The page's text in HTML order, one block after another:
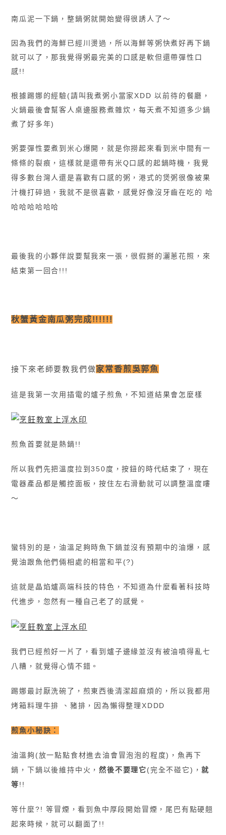
南瓜泥一下鍋，整鍋粥就開始變得很誘人了〜
因為我們的海鮮已經川燙過，所以海鮮等粥快煮好再下鍋
就可以了，那我覺得粥最完美的口感是軟但還帶彈性口
感!!
根據踢娜的經驗(請叫我煮粥小當家XDD以前待的餐廳，
火鍋最後會幫客人桌邊服務煮雜炊，每天煮不知道多少鍋
煮了好多年)
粥要彈性要煮到米心爆開，就是你撈起來看到米中間有一
條條的裂痕，這樣就是還帶有米Q口感的起鍋時機，我覺
得多數台灣人還是喜歡有口感的粥，港式的煲粥很像被果
汁機打碎過，我就不是很喜歡，感覺好像沒牙齒在吃的 哈
哈哈哈哈哈哈
最後我的小夥伴說要幫我來一張，很假掰的灑蔥花照，來
結束第一回合!!!
秋蟹黃金南瓜粥完成!!!!!!
接下來老師要教我們做家常香煎吳郭魚
這是我第一次用插電的爐子煎魚，不知道結果會怎麼樣
煎魚首要就是熱鍋!!
所以我們先把溫度拉到350度，按鈕的時代結束了，現在
電器產品都是觸控面板，按住左右滑動就可以調整溫度嘍
〜
蠻特別的是，油溫足夠時魚下鍋並沒有預期中的油爆，感
覺油跟魚他們倆相處的相當和平(?)
這就是晶焰爐高端科技的特色， 不知道為什麼看著科技時
代進步，忽然有一種自己老了的感覺。
我們已經煎好一片了，看到爐子邊緣並沒有被油噴得亂七
八糟，就覺得心情不錯。
踢娜最討厭洗碗了，煎東西後清潔超麻煩的，所以我都用
烤箱料理牛排 、豬排，因為懶得整理XDDD
煎魚小秘訣 ：
油溫夠(放一點點食材進去油會冒泡泡的程度)，魚再下
鍋，下鍋以後維持中火，然後不要理它(完全不碰它)，就
等!!
等什麼?! 等冒煙，看到魚中厚段開始冒煙，尾巴有點硬翹
起來時候，就可以翻面了!!